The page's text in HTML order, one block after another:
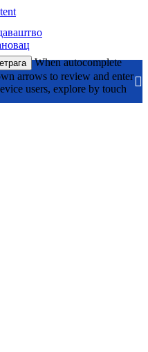
When autocomplete
arrows to review and enter
users, explore by touch